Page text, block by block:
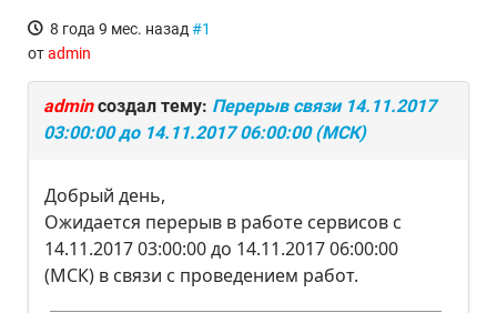
8 года 9 мес. назад #1
отadmin
adminсоздал тему: Перерыв связи 14.11.2017
03:00:00 до 14.11.2017 06:00:00 (МСК)
Добрый день,
Ожидается перерыв в работе сервисов с
14.11.2017 03:00:00 до 14.11.2017 06:00:00
(МСК) в связи с проведением работ.